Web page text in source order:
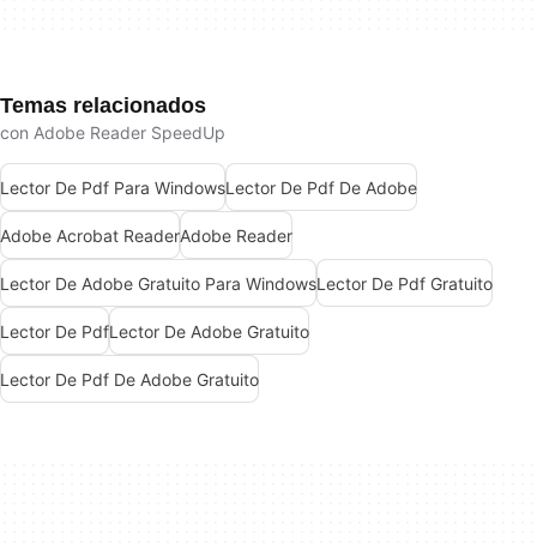
Temas relacionados
con Adobe Reader SpeedUp
Lector De Pdf Para WindowsLector De Pdf De Adobe
Adobe Acrobat ReaderAdobe Reader
Lector De Adobe Gratuito Para WindowsLector De Pdf Gratuito
Lector De PdfLector De Adobe Gratuito
Lector De Pdf De Adobe Gratuito